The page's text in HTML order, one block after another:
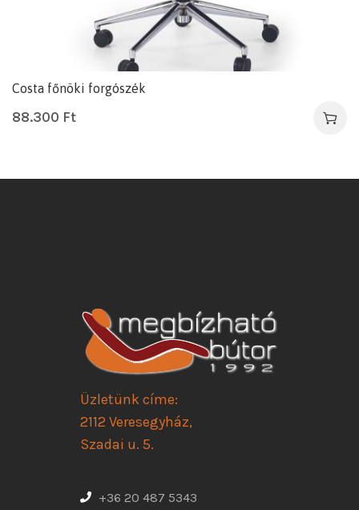
Costa főnöki forgószék
88.300 Ft
Üzletünk címe:
2112 Veresegyház,
Szadai u. 5.
+36 20 487 5343